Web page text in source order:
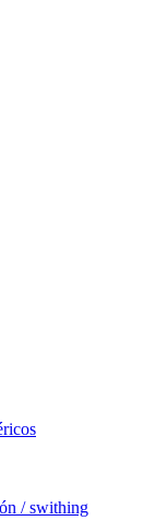
/ swithing